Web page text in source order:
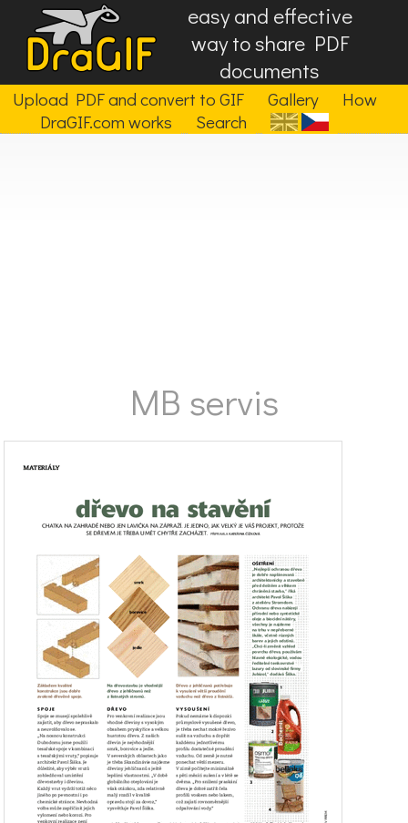
easy and effective
way to share PDF
documents
Upload PDF and convert to GIF Gallery
How
DraGIF.com works
Search
MB servis